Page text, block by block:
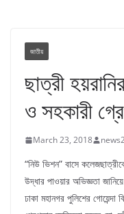
জাতীয়
ছাত্রী
ও সহকারী
March 23, 2018
“নিউ ভিশন” বাসে
উদ্ধার পাওয়ার অভিজ্ঞতা
ঢাকা মহানগর পুলিশের